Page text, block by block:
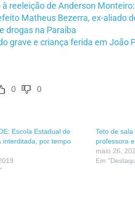
de Anderson Monteiro:
Matheus Bezerra, ex-aliado
drogas na Paraíba
grave e criança ferida em João
0 0
Escola Estadual de
interditada, por tempo
Teto de
professora
maio 26,
Em